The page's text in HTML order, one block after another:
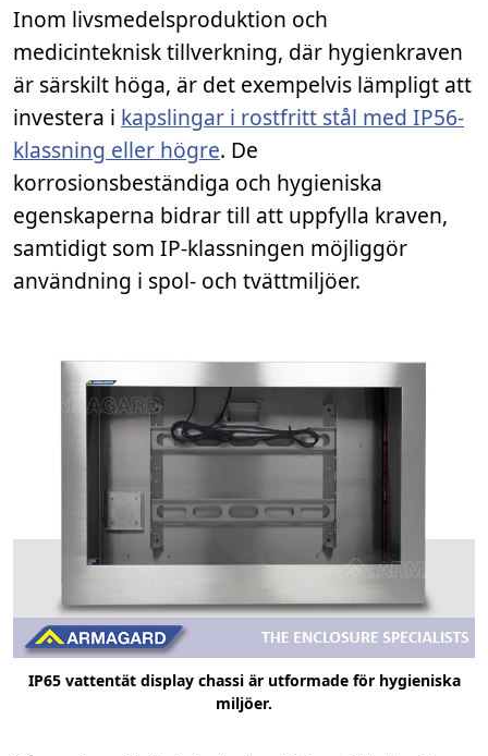
Inom livsmedelsproduktion och
medicinteknisk tillverkning, där hygienkraven
är särskilt höga, är det exempelvis lämpligt att
investera i kapslingar i rostfritt stål med IP56-
klassning eller högre. De
korrosionsbeständiga och hygieniska
egenskaperna bidrar till att uppfylla kraven,
samtidigt som IP-klassningen möjliggör
användning i spol- och tvättmiljöer.
IP65 vattentät display chassi är utformade för hygieniska
miljöer.